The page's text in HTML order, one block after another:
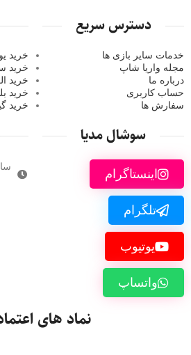
دسترس سریع
خدمات سایر بازی ها
مجله واریا شاپ
درباره ما
حساب کاربری
سفارش ها
خرید
خرید
خرید
خرید ب
خرید
سوشال مدیا
اینستاگرام
تلگرام
یوتیوب
واتساپ
نماد های